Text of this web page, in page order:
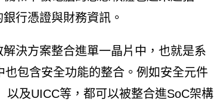
行憑證與財務資訊。
決方案整合進單一晶片中，也就是系
包含安全功能的整合。例如安全元件
以及UICC等，都可以被整合進SoC架構